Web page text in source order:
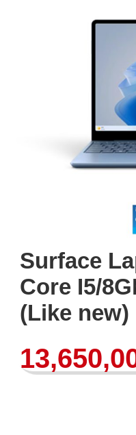
Surface
Core I5/
(Like new)